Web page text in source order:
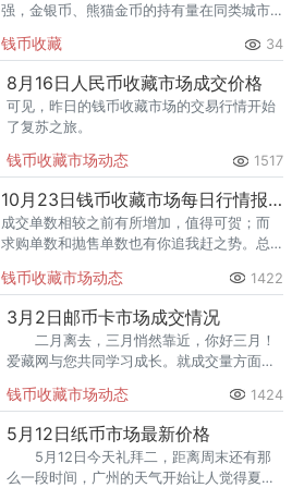
强，金银币、熊猫金币的持有量在同类城市
熊猫金币的需求就明显升温，但鱼龙混杂的
回收渠道里，能精准识别版别溢
钱币收藏 34
8月16日人民币收藏市场成交价格
可见，昨日的钱币收藏市场的交易行情开始
了复苏之旅。
钱币收藏市场动态 1517
10月23日钱币收藏市场每日行情报价
成交单数相较之前有所增加，值得可贺；而
求购单数和抛售单数也有你追我赶之势。总
常不错。
钱币收藏市场动态 1422
3月2日邮币卡市场成交情况
二月离去，三月悄然靠近，你好三月！
爱藏网与您共同学习成长。就成交量方面来
一本的价格在890元左右。
钱币收藏市场动态 1424
5月12日纸币市场最新价格
5月12日今天礼拜二，距离周末还有那
么一段时间，广州的天气开始让人觉得夏天